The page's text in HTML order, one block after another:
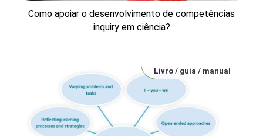
Como apoiar o desenvolvimento de competências
inquiry em ciência?
Livro / guia / manual